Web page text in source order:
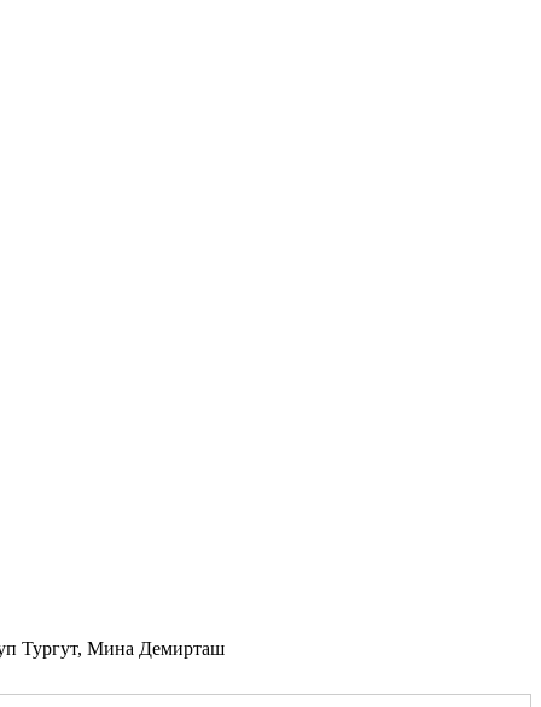
Тургут, Мина Демирташ